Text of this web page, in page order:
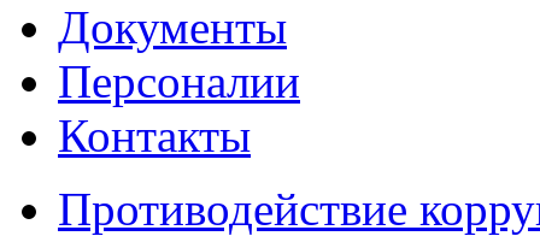
Документы
Персоналии
Контакты
Противодействие